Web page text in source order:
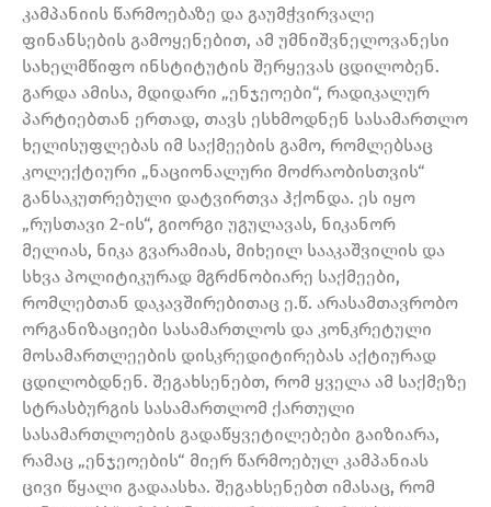
კამპანიის წარმოებაზე და გაუმჭვირვალე
ფინანსების გამოყენებით, ამ უმნიშვნელოვანესი
სახელმწიფო ინსტიტუტის შერყევას ცდილობენ.
გარდა ამისა, მდიდარი „ენჯეოები“, რადიკალურ
პარტიებთან ერთად, თავს ესხმოდნენ სასამართლო
ხელისუფლებას იმ საქმეების გამო, რომლებსაც
კოლექტიური „ნაციონალური მოძრაობისთვის“
განსაკუთრებული დატვირთვა ჰქონდა. ეს იყო
„რუსთავი 2-ის“, გიორგი უგულავას, ნიკანორ
მელიას, ნიკა გვარამიას, მიხეილ სააკაშვილის და
სხვა პოლიტიკურად მგრძნობიარე საქმეები,
რომლებთან დაკავშირებითაც ე.წ. არასამთავრობო
ორგანიზაციები სასამართლოს და კონკრეტული
მოსამართლეების დისკრედიტირებას აქტიურად
ცდილობდნენ. შეგახსენებთ, რომ ყველა ამ საქმეზე
სტრასბურგის სასამართლომ ქართული
სასამართლოების გადაწყვეტილებები გაიზიარა,
რამაც „ენჯეოების“ მიერ წარმოებულ კამპანიას
ცივი წყალი გადაასხა. შეგახსენებთ იმასაც, რომ